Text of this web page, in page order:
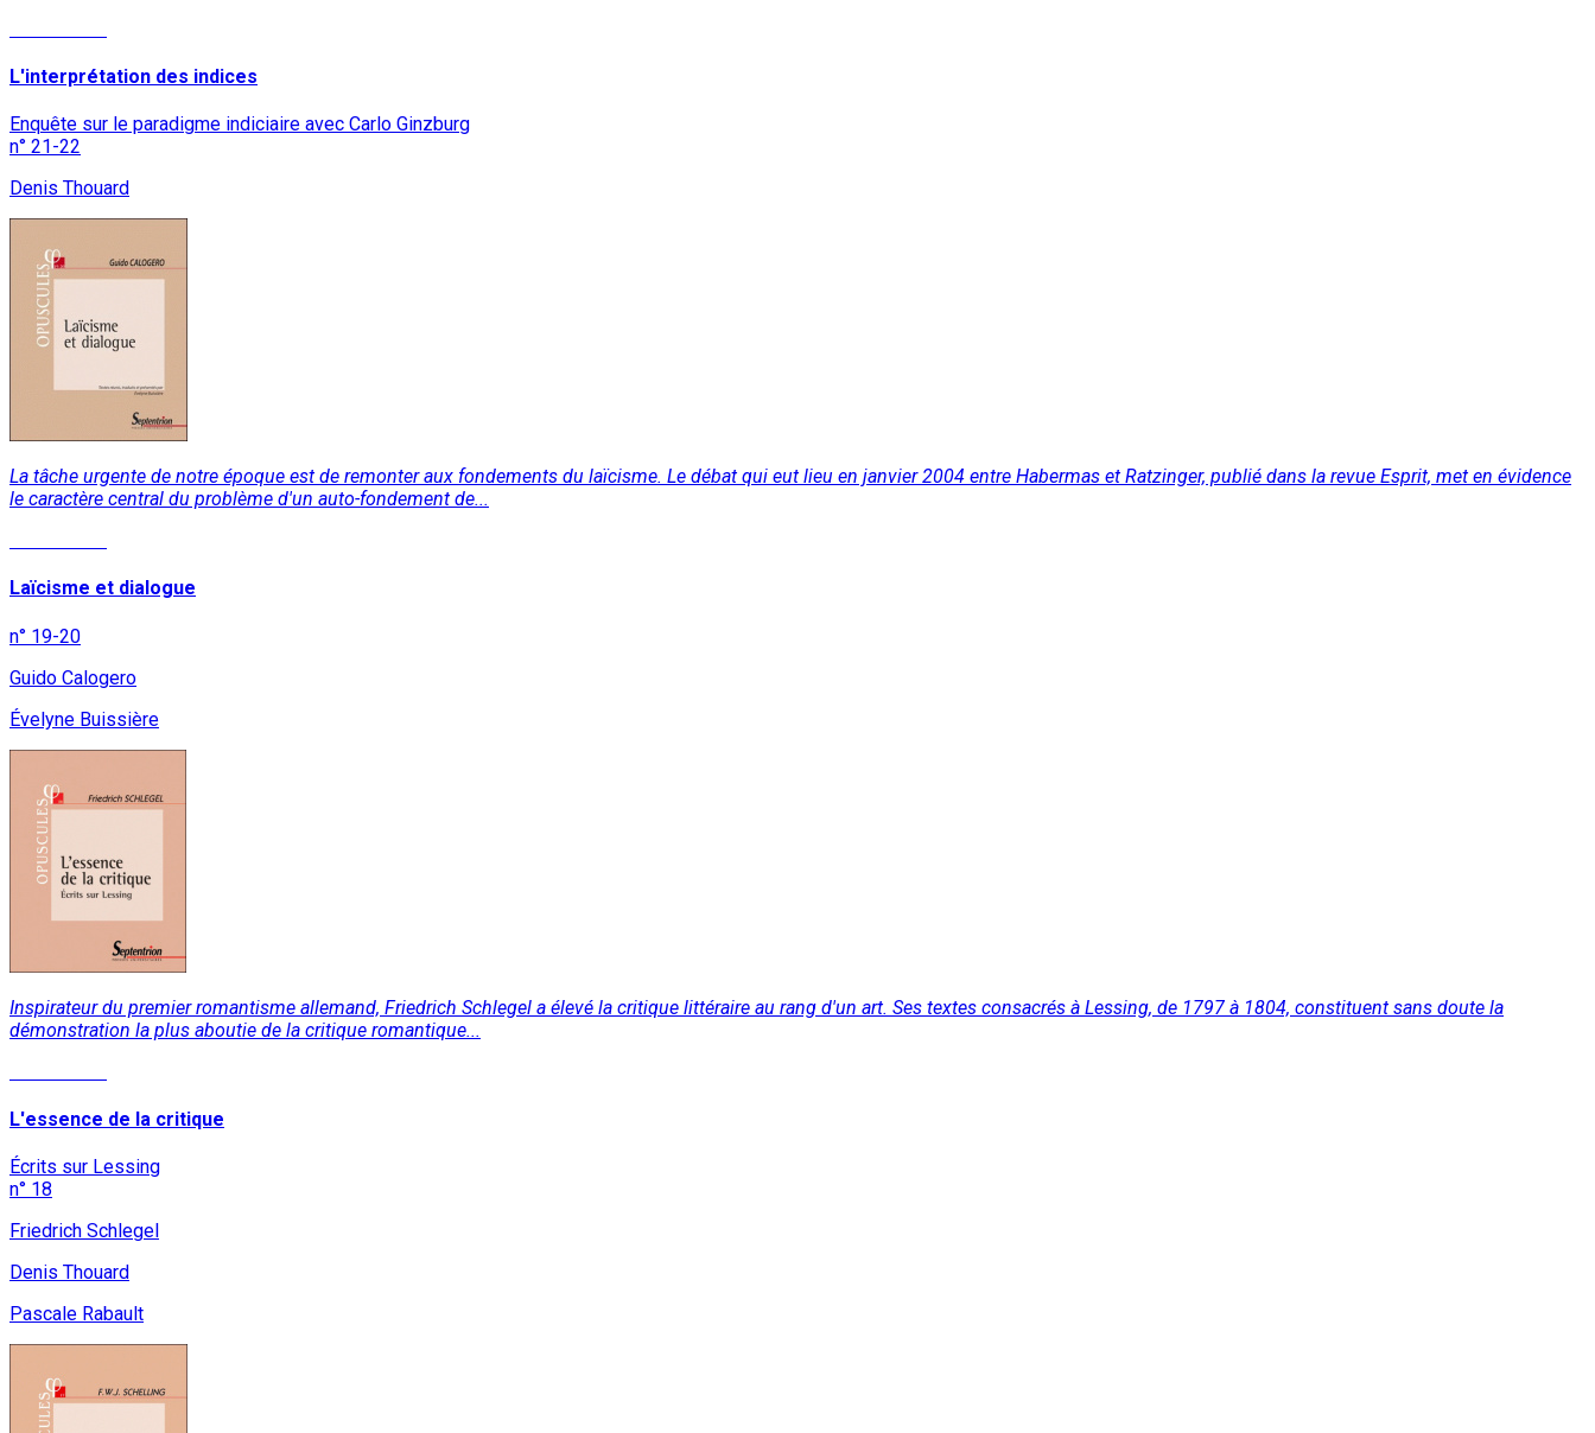
L'interprétation des indices
Enquête sur le paradigme indiciaire avec Carlo Ginzburg
n° 21-22
Denis Thouard
La tâche urgente de notre époque est de remonter aux fondements du laïcisme. Le débat qui eut lieu en janvier 2004 entre Habermas et Ratzinger, publié dans la revue Esprit, met en évidence
le caractère central du problème d'un auto-fondement de...
Laïcisme et dialogue
n° 19-20
Guido Calogero
Évelyne Buissière
Inspirateur du premier romantisme allemand, Friedrich Schlegel a élevé la critique littéraire au rang d'un art. Ses textes consacrés à Lessing, de 1797 à 1804, constituent sans doute la
démonstration la plus aboutie de la critique romantique...
L'essence de la critique
Écrits sur Lessing
n° 18
Friedrich Schlegel
Denis Thouard
Pascale Rabault